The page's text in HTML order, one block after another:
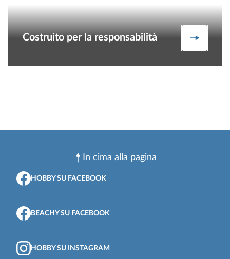
Costruito per la responsabilità
In cima alla pagina
HOBBY SU FACEBOOK
BEACHY SU FACEBOOK
HOBBY SU INSTAGRAM